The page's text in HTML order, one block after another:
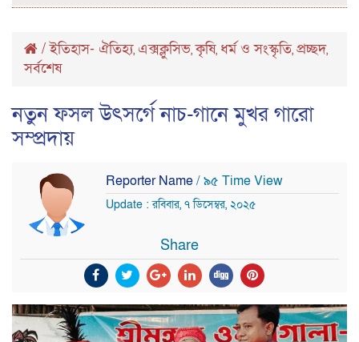
/ইতিহাস- ঐতিহ্য, এক্সক্লুসিভ,কৃষি, ধর্ম ও সংস্কৃতি, প্রচ্ছদ,
সর্বশেষ
নতুন ফসল উৎসর্গে নাচ-গানে মুখর গারো
সম্প্রদায়
Reporter Name/ ৯৫ Time View
Update : রবিবার, ৭ ডিসেম্বর, ২০২৫
Share